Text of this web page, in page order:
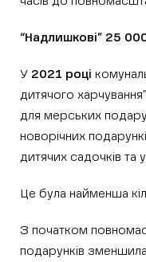
“Надлишкові” 25
У 2021 році
дитячого
для мерських
новорічних
дитячих садочків та
Це була найменша
З початком
подарунків